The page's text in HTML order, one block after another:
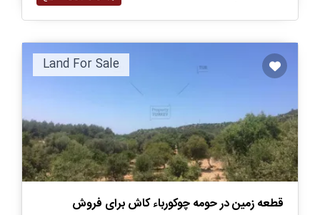
Land For Sale
قطعه زمین در حومه چوکورباء کاش برای فروش